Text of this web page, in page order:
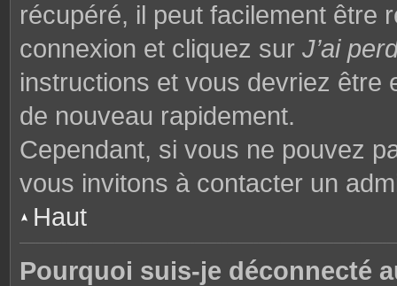
récupéré, il peut facilement être
connexion et cliquez sur J’ai
instructions et vous devriez être
de nouveau rapidement.
Cependant, si vous ne pouvez
vous invitons à contacter un
Haut
Pourquoi suis-je déconnecté